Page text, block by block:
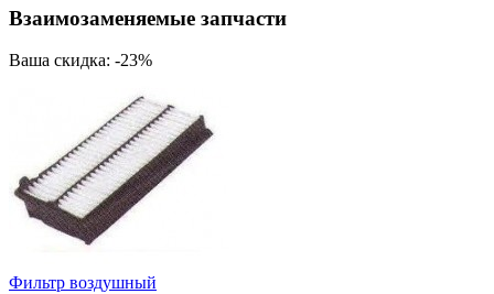
Взаимозаменяемые запчасти
Ваша скидка: -23%
Фильтр воздушный